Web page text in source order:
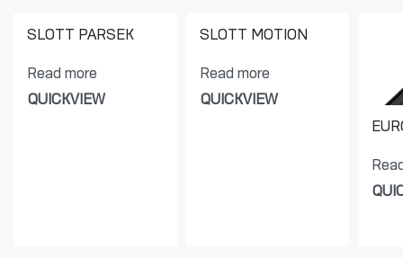
SLOTT PARSEK
Read more
QUICKVIEW
SLOTT MOTION
Read more
QUICKVIEW